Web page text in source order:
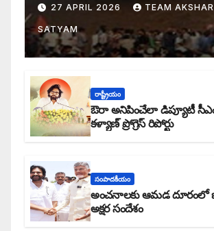
27 APRIL 2026 TEAM
SATYAM
రాష్ట్రీయం
ఔరా అనిపించేలా డిప్యూటీ
కళ్యాణ్ ప్రోగ్రెస్ రిపోర్టు
సంపాదకీయం
అంచనాలకు ఆమడ దూరంలో
అక్షర సందేశం